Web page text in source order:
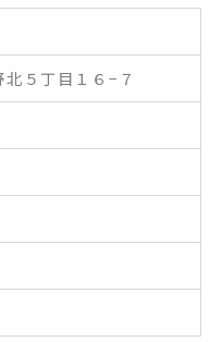
５丁目１６−７